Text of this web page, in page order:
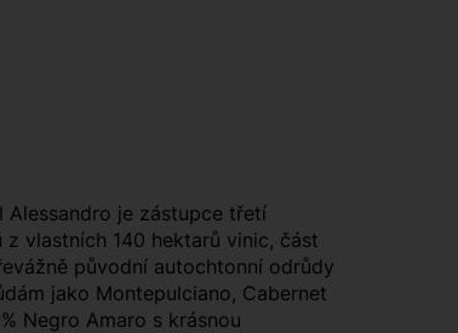
Alessandro je zástupce třetí
vlastních 140 hektarů vinic, část
původní autochtonní odrůdy
jako Montepulciano, Cabernet
Negro Amaro s krásnou